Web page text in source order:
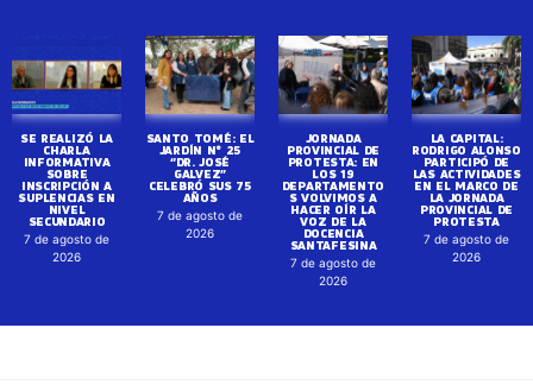
SE REALIZÓ LA
CHARLA
INFORMATIVA
SOBRE
INSCRIPCIÓN A
SUPLENCIAS EN
NIVEL
SECUNDARIO
7 de agosto de
2026
SANTO TOMÉ: EL
JARDÍN N° 25
“DR. JOSÉ
GALVEZ”
CELEBRÓ SUS 75
AÑOS
7 de agosto de
2026
JORNADA
PROVINCIAL DE
PROTESTA: EN
LOS 19
DEPARTAMENTO
S VOLVIMOS A
HACER OÍR LA
VOZ DE LA
DOCENCIA
SANTAFESINA
7 de agosto de
2026
LA CAPITAL:
RODRIGO ALONSO
PARTICIPÓ DE
LAS ACTIVIDADES
EN EL MARCO DE
LA JORNADA
PROVINCIAL DE
PROTESTA
7 de agosto de
2026